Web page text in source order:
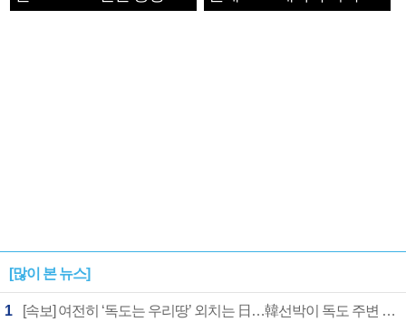
1182개팀 전수조사
확정
[많이 본 뉴스]
1 [속보] 여전히 ‘독도는 우리땅’ 외치는 日…韓선박이 독도 주변 해양조사 활동하자 반발